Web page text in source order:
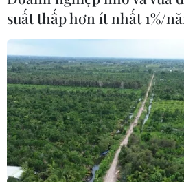
Du khách quốc tế trải nghiệm trò
Đức/TTXVN)
suất thấp hơn ít nhất 1%/